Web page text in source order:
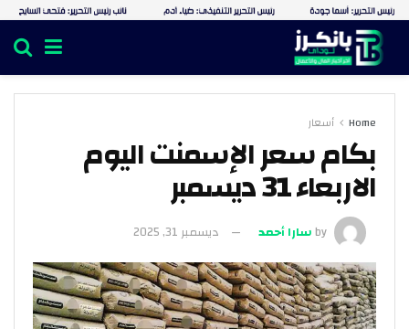
Home أسعار
بكام سعر الإسمنت اليوم
الاربعاء 31 ديسمبر
byسارا أحمد ديسمبر 31, 2025